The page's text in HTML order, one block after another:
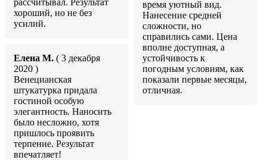
хороший, но не без
усилий.
Елена М. ( 3 декабря
2020 )
Венецианская
штукатурка придала
гостиной особую
элегантность. Наносить
было несложно, хотя
пришлось проявить
терпение. Результат
впечатляет!
время уютный вид.
Нанесение средней
сложности, но
справились сами. Цена
вполне доступная, а
устойчивость к
погодным условиям, как
показали первые месяцы,
отличная.